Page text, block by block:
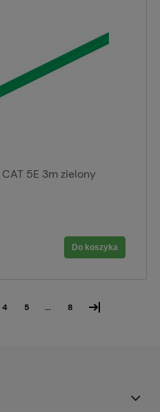
5E 3m zielony
Do koszyka
4 5 ... 8 »